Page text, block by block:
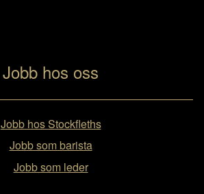
Jobb hos oss
Jobb hos Stockfleths
Jobb som barista
Jobb som leder